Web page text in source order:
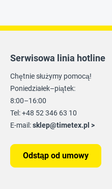
Serwisowa linia hotline
Chętnie służymy pomocą!
Poniedziałek–piątek:
8:00–16:00
Tel: +48 52 346 63 10
E-mail:sklep@timetex.pl >
Odstąp od umowy